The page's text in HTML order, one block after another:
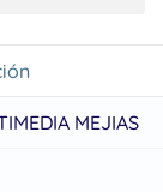
MEJIAS